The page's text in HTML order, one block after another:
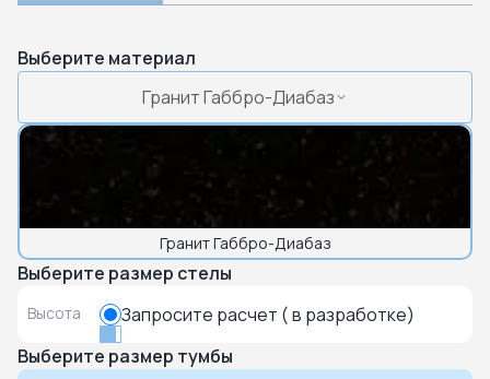
Выберите материал
Гранит Габбро-Диабаз
Гранит Габбро-Диабаз
Выберите размер стелы
Высота
Запросите расчет ( в разработке)
Выберите размер тумбы